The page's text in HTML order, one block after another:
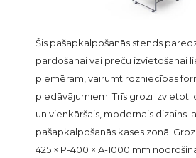
Šis pašapkalpošanās stends
pārdošanai vai preču izvietošanai
piemēram, vairumtirdzniecības
piedāvājumiem. Trīs grozi izvietoti
un vienkāršais, modernais dizains
pašapkalpošanās kases zonā.
425 × P-400 × A-1000 mm